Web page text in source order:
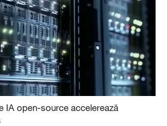
IA open-source accelerează